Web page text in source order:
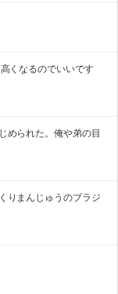
くなるのでいいです
められた。俺や弟の目
りまんじゅうのブラジ